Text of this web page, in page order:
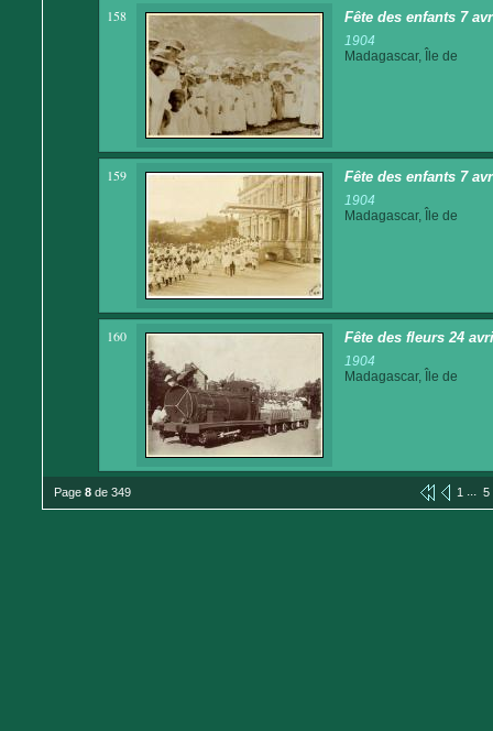
158 Fête des enfants 7
1904
Madagascar, Île de
159 Fête des enfants 7
1904
Madagascar, Île de
160 Fête des fleurs 24
1904
Madagascar, Île de
Page 8 de 349 1 ... 5